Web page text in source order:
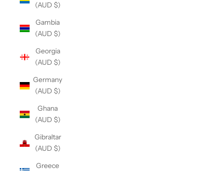
(AUD $)
Gambia
(AUD $)
Georgia
(AUD $)
Germany
(AUD $)
Ghana
(AUD $)
Gibraltar
(AUD $)
Greece